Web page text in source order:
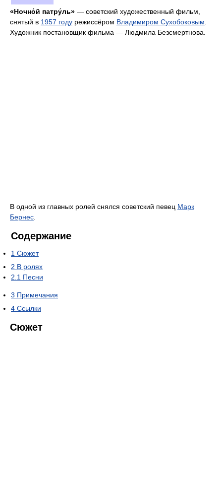
«Ночно́й патру́ль» — советский художественный фильм,
снятый в 1957 году режиссёром Владимиром Сухобоковым
Художник постановщик фильма — Людмила Безсмертнова.
В одной из главных ролей снялся советский певец Марк
Бернес
Содержание
1 Сюжет
2 В ролях
2.1 Песни
3 Примечания
4 Ссылки
Сюжет